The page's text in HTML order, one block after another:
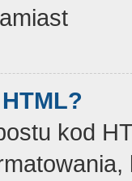
kod